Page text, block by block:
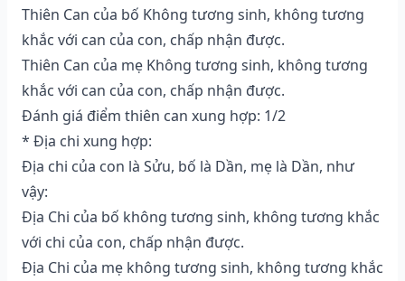
Thiên Can của bố Không tương sinh, không tương
khắc với can của con, chấp nhận được.
Thiên Can của mẹ Không tương sinh, không tương
khắc với can của con, chấp nhận được.
Đánh giá điểm thiên can xung hợp: 1/2
* Địa chi xung hợp:
Địa chi của con là Sửu, bố là Dần, mẹ là Dần, như
vậy:
Địa Chi của bố không tương sinh, không tương khắc
với chi của con, chấp nhận được.
Địa Chi của mẹ không tương sinh, không tương khắc